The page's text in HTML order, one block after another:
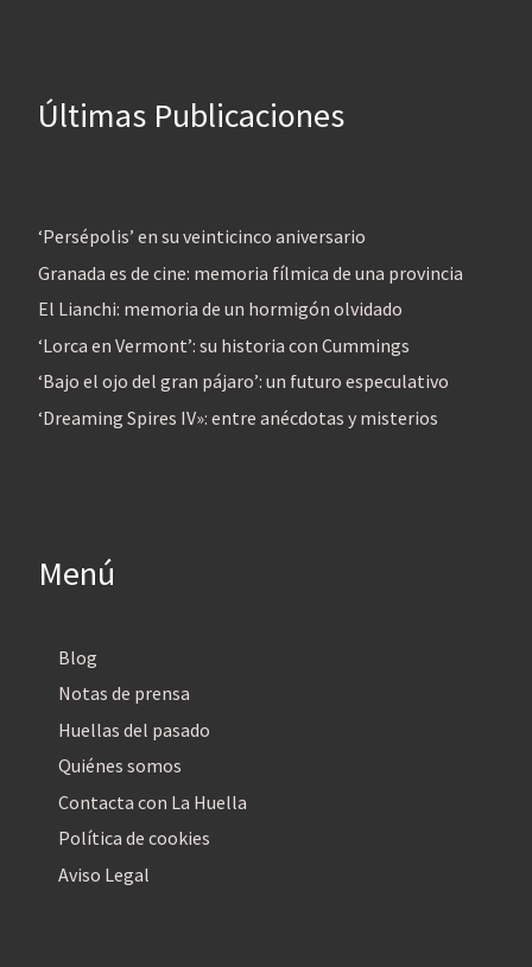
Últimas Publicaciones
‘Persépolis’ en su veinticinco aniversario
Granada es de cine: memoria fílmica de una provincia
El Lianchi: memoria de un hormigón olvidado
‘Lorca en Vermont’: su historia con Cummings
‘Bajo el ojo del gran pájaro’: un futuro especulativo
‘Dreaming Spires IV»: entre anécdotas y misterios
Menú
Blog
Notas de prensa
Huellas del pasado
Quiénes somos
Contacta con La Huella
Política de cookies
Aviso Legal